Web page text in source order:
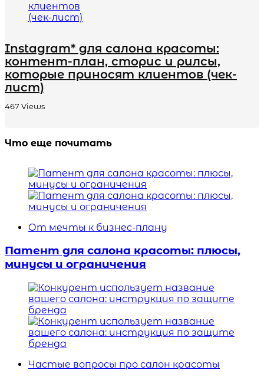
Instagram* для салона красоты:
контент-план, сторис и рилсы,
которые приносят клиентов (чек-
лист)
467 Views
Что еще почитать
От мечты к бизнес-плану
Патент для салона красоты: плюсы,
минусы и ограничения
Частые вопросы про салон красоты